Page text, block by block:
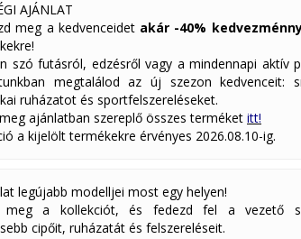
AJÁNLAT
meg a kedvenceidet akár -40%
szó futásról, edzésről vagy a mindennapi aktív
megtalálod az új szezon kedvenceit:
ruházatot és sportfelszereléseket.
ajánlatban szereplő összes terméket itt!
a kijelölt termékekre érvényes 2026.08.10-ig.
legújabb modelljei most egy helyen!
meg a kollekciót, és fedezd fel a vezető
cipőit, ruházatát és felszereléseit.